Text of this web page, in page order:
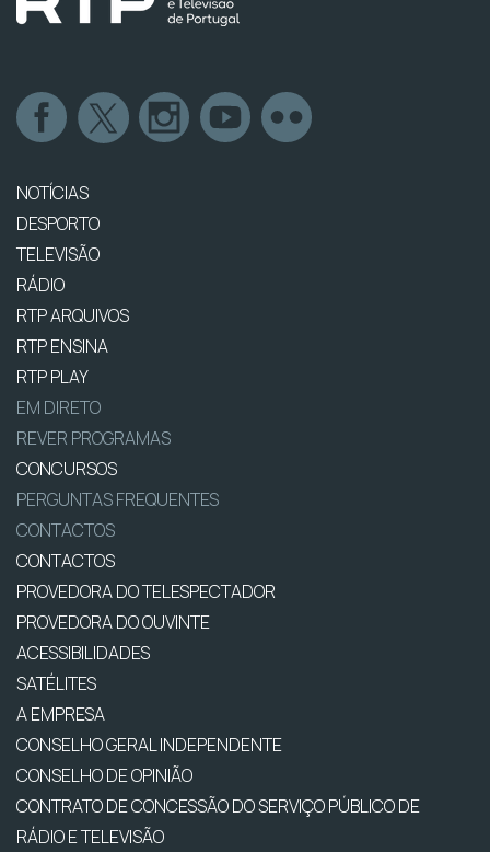
NOTÍCIAS
DESPORTO
TELEVISÃO
RÁDIO
RTP ARQUIVOS
RTP ENSINA
RTP PLAY
EM DIRETO
REVER PROGRAMAS
CONCURSOS
PERGUNTAS FREQUENTES
CONTACTOS
CONTACTOS
PROVEDORA DO TELESPECTADOR
PROVEDORA DO OUVINTE
ACESSIBILIDADES
SATÉLITES
A EMPRESA
CONSELHO GERAL INDEPENDENTE
CONSELHO DE OPINIÃO
CONTRATO DE CONCESSÃO DO SERVIÇO PÚBLICO DE
RÁDIO E TELEVISÃO